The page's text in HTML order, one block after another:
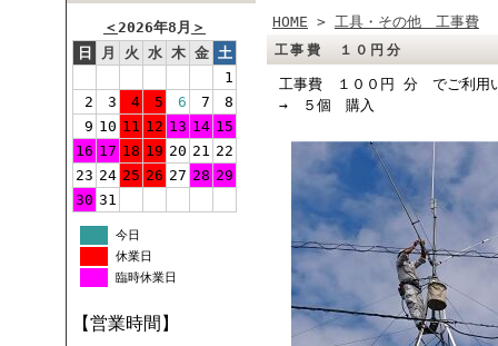
＜2026年8月 ＞
日
月 火 水 木 金 土
1
2
3 4 5 6 7
8
9 10 11 12 13 14 15
16 17 18 19 20 21 22
23 24 25 26 27 28 29
30 31
今日
休業日
臨時休業日
【営業時間】
HOME > 工具・その他 工事費
工事費 １０円分
工事費 １００円 分 でご利用
→ ５個 購入